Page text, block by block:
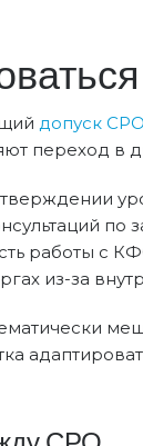
допуск СРО
переход в
по
работы с
из-за